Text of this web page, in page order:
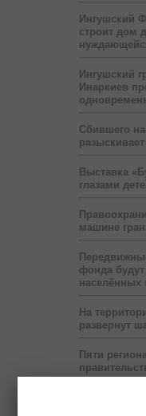
Ингушский
строит дом
Ингушский
Инаркиев
Сбившего
Выставка
глазами
машине
фонда
населённых
На
развернут
Пяти
миллиарда